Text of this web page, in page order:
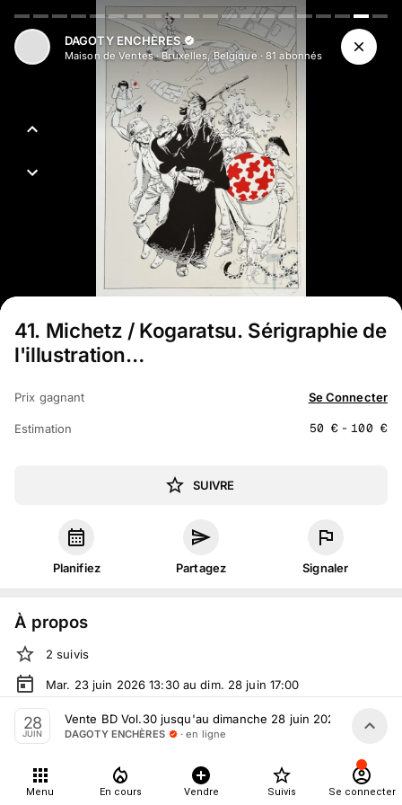
Aller au contenu principal
DAGOTY ENCHÈRES
Maison de Ventes·Bruxelles, Belgique ·81 abonnés
41. Michetz / Kogaratsu. Sérigraphie de
l'illustration…
Prix gagnant Se Connecter
Estimation 50 € - 100 €
SUIVRE
Planifiez Partagez Signaler
À propos
2 suivis
Mar. 23 juin 2026 13:30 au dim. 28 juin 17:00
Vente volontaireorganiséeparDAGOTY ENCHÈRES
En ligne
Tout le monde peut participer
28
JUIN
Vente BD Vol.30 jusqu'au dimanche 28 juin 2026
DAGOTY ENCHÈRES · en ligne
Menu En cours Vendre Suivis Se connecter